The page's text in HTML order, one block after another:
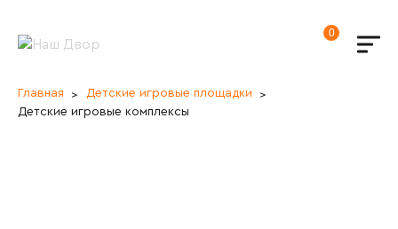
0
Главная
Детские игровые площадки
Детские игровые комплексы